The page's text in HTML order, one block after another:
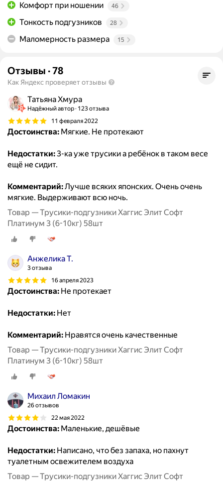
Комфорт при ношении 46
Тонкость подгузников 28
Маломерность размера 15
Отзывы ·78
Как Яндекс проверяет отзывы
Татьяна Хмура
Надёжный автор 123 отзыва
11 февраля 2022
Достоинства: Мягкие. Не протекают
Недостатки:3-ка уже трусики а ребёнок в таком весе
ещё не сидит.
Комментарий:Лучше всяких японских. Очень очень
мягкие. Выдерживают всю ночь.
Товар — Трусики-подгузники Хаггис Элит Софт
Платинум 3 (6-10кг) 58шт
Анжелика Т.
3 отзыва
16 апреля 2023
Достоинства: Не протекает
Недостатки: Нет
Комментарий: Нравятся очень качественные
Товар — Трусики-подгузники Хаггис Элит Софт
Платинум 3 (6-10кг) 58шт
Михаил Ломакин
26 отзывов
22 мая 2022
Достоинства: Маленькие, дешёвые
Недостатки: Написано, что без запаха, но пахнут
туалетным освежителем воздуха
Товар — Трусики-подгузники Хаггис Элит Софт